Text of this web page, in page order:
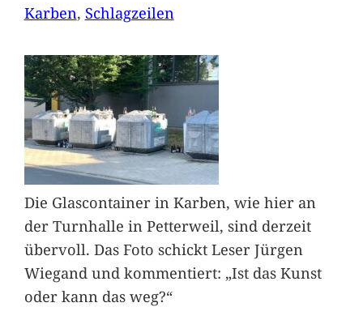
Karben, Schlagzeilen
Die Glascontainer in Karben, wie hier an
der Turnhalle in Petterweil, sind derzeit
übervoll. Das Foto schickt Leser Jürgen
Wiegand und kommentiert: „Ist das Kunst
oder kann das weg?“